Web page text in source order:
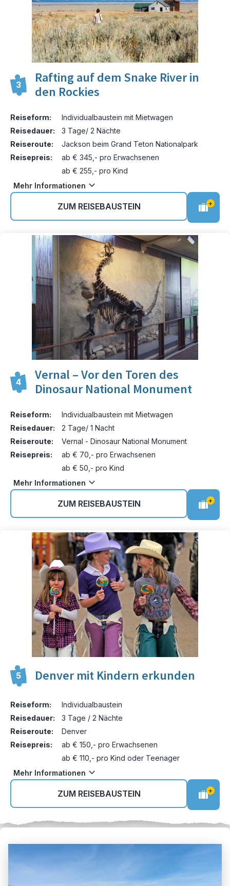
3
Rafting auf dem Snake River in
den Rockies
Reiseform:
Individualbaustein mit Mietwagen
Reisedauer:
3 Tage/ 2 Nächte
Reiseroute:
Jackson beim Grand Teton Nationalpark
Reisepreis:
ab € 345,- pro Erwachsenen
ab € 255,- pro Kind
Mehr Informationen
ZUM REISEBAUSTEIN +
4
Vernal – Vor den Toren des
Dinosaur National Monument
Reiseform:
Individualbaustein mit Mietwagen
Reisedauer:
2 Tage/ 1 Nacht
Reiseroute:
Vernal - Dinosaur National Monument
Reisepreis:
ab € 70,- pro Erwachsenen
ab € 50,- pro Kind
Mehr Informationen
ZUM REISEBAUSTEIN +
5 Denver mit Kindern erkunden
Reiseform:
Individualbaustein
Reisedauer:
3 Tage / 2 Nächte
Reiseroute:
Denver
Reisepreis:
ab € 150,- pro Erwachsenen
ab € 110,- pro Kind oder Teenager
Mehr Informationen
ZUM REISEBAUSTEIN +